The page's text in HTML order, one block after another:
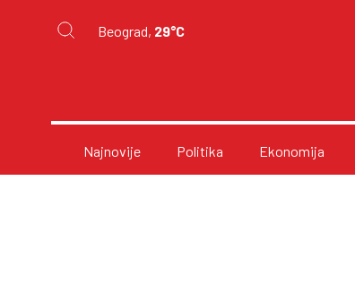
Beograd, 29°C
Najnovije Politika Ekonomija